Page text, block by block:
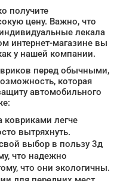
получите
цену. Важно, что
лекала
интернет-магазине вы
у нашей компании.
перед обычными,
которая
автомобильного
ковриками легче
вытряхнуть.
выбор в пользу 3д
что надежно
что они экологичны.